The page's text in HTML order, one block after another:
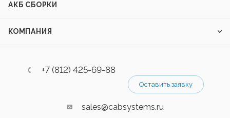
АКБ СБОРКИ
КОМПАНИЯ
+7 (812) 425-69-88
Оставить заявку
sales@cabsystems.ru